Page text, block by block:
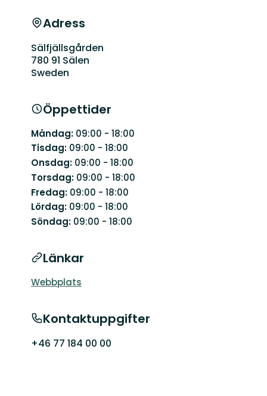
Adress
Sälfjällsgården
780 91 Sälen
Sweden
Öppettider
Måndag: 09:00 - 18:00
Tisdag: 09:00 - 18:00
Onsdag: 09:00 - 18:00
Torsdag: 09:00 - 18:00
Fredag: 09:00 - 18:00
Lördag: 09:00 - 18:00
Söndag: 09:00 - 18:00
Länkar
Webbplats
Kontaktuppgifter
+46 77 184 00 00